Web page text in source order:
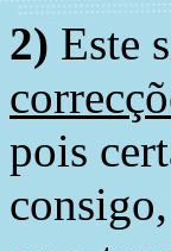
2) Este
pois